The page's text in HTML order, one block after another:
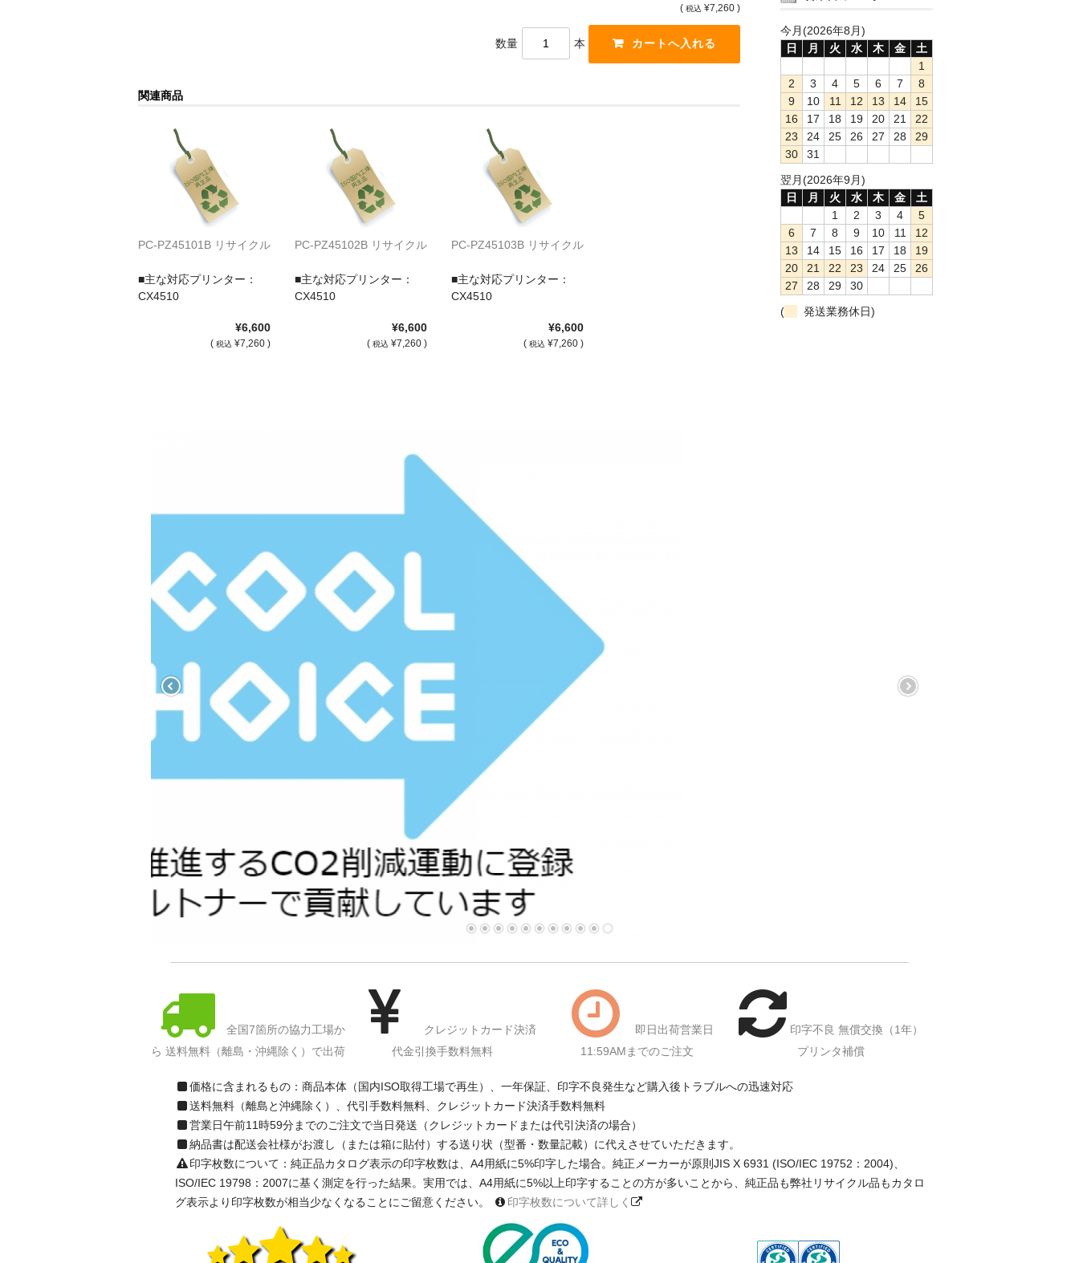
( 税込 ¥7,260 )
数量 本
関連商品
PC-PZ45101B リサイクル
■主な対応プリンター：
CX4510
¥6,600
( 税込 ¥7,260 )
PC-PZ45102B リサイクル
■主な対応プリンター：
CX4510
¥6,600
( 税込 ¥7,260 )
PC-PZ45103B リサイクル
■主な対応プリンター：
CX4510
¥6,600
( 税込 ¥7,260 )
今月(2026年8月)
日
月 火 水 木 金
土
1
2
3 4 5 6 7
8
9
10 11 12 13 14
15
16
17 18 19 20 21
22
23
24 25 26 27 28
29
30
31
翌月(2026年9月)
日
月 火 水 木 金
土
1
2 3 4
5
6
7 8 9 10 11
12
13
14 15 16 17 18
19
20
21 22 23 24 25
26
27
28 29
30
(
発送業務休日)
全国7箇所の協力工場か
ら 送料無料（離島・沖縄除く）で出荷
クレジットカード決済
代金引換手数料無料
即日出荷営業日
11:59AMまでのご注文
印字不良 無償交換（1年）
プリンタ補償
価格に含まれるもの：商品本体（国内ISO取得工場で再生）、一年保証、印字不良発生など購入後トラブルへの迅速対応
送料無料（離島と沖縄除く）、代引手数料無料、クレジットカード決済手数料無料
営業日午前11時59分までのご注文で当日発送（クレジットカードまたは代引決済の場合）
納品書は配送会社様がお渡し（または箱に貼付）する送り状（型番・数量記載）に代えさせていただきます。
印字枚数について：純正品カタログ表示の印字枚数は、A4用紙に5%印字した場合。純正メーカーが原則JIS X 6931 (ISO/IEC 19752：2004)、
ISO/IEC 19798：2007に基く測定を行った結果。実用では、A4用紙に5%以上印字することの方が多いことから、純正品も弊社リサイクル品もカタロ
グ表示より印字枚数が相当少なくなることにご留意ください。
印字枚数について詳しく